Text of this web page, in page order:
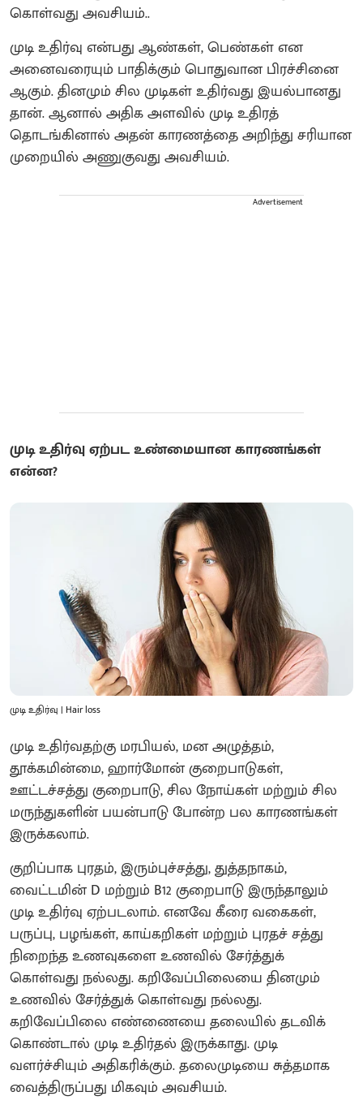
கொள்வது அவசியம்..
முடி உதிர்வு என்பது ஆண்கள், பெண்கள் என
அனைவரையும் பாதிக்கும் பொதுவான பிரச்சினை
ஆகும். தினமும் சில முடிகள் உதிர்வது இயல்பானது
தான். ஆனால் அதிக அளவில் முடி உதிரத்
தொடங்கினால் அதன் காரணத்தை அறிந்து சரியான
முறையில் அணுகுவது அவசியம்.
Advertisement
முடி உதிர்வு ஏற்பட உண்மையான காரணங்கள்
என்ன?
முடி உதிர்வு | Hair loss
முடி உதிர்வதற்கு மரபியல், மன அழுத்தம்,
தூக்கமின்மை, ஹார்மோன் குறைபாடுகள்,
ஊட்டச்சத்து குறைபாடு, சில நோய்கள் மற்றும் சில
மருந்துகளின் பயன்பாடு போன்ற பல காரணங்கள்
இருக்கலாம்.
குறிப்பாக புரதம், இரும்புச்சத்து, துத்தநாகம்,
வைட்டமின் D மற்றும் B12 குறைபாடு இருந்தாலும்
முடி உதிர்வு ஏற்படலாம். எனவே கீரை வகைகள்,
பருப்பு, பழங்கள், காய்கறிகள் மற்றும் புரதச் சத்து
நிறைந்த உணவுகளை உணவில் சேர்த்துக்
கொள்வது நல்லது. கறிவேப்பிலையை தினமும்
உணவில் சேர்த்துக் கொள்வது நல்லது.
கறிவேப்பிலை எண்ணையை தலையில் தடவிக்
கொண்டால் முடி உதிர்தல் இருக்காது. முடி
வளர்ச்சியும் அதிகரிக்கும். தலைமுடியை சுத்தமாக
வைத்திருப்பது மிகவும் அவசியம்.